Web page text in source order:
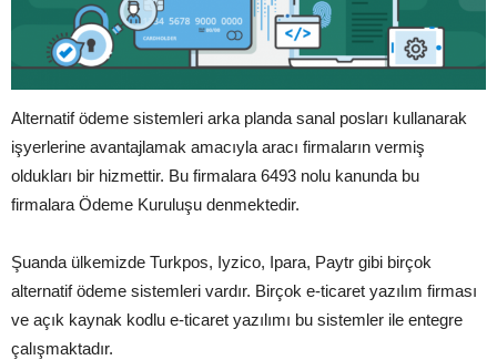
Alternatif ödeme sistemleri arka planda sanal posları kullanarak
işyerlerine avantajlamak amacıyla aracı firmaların vermiş
oldukları bir hizmettir. Bu firmalara 6493 nolu kanunda bu
firmalara Ödeme Kuruluşu denmektedir.
Şuanda ülkemizde Turkpos, Iyzico, Ipara, Paytr gibi birçok
alternatif ödeme sistemleri vardır. Birçok e-ticaret yazılım firması
ve açık kaynak kodlu e-ticaret yazılımı bu sistemler ile entegre
çalışmaktadır.